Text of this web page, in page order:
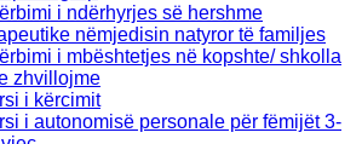
i ndërhyrjes së hershme
nëmjedisin natyror të familjes
i mbështetjes në kopshte/ shkolla
zhvillojme
i kërcimit
i autonomisë personale për fëmijët 3-